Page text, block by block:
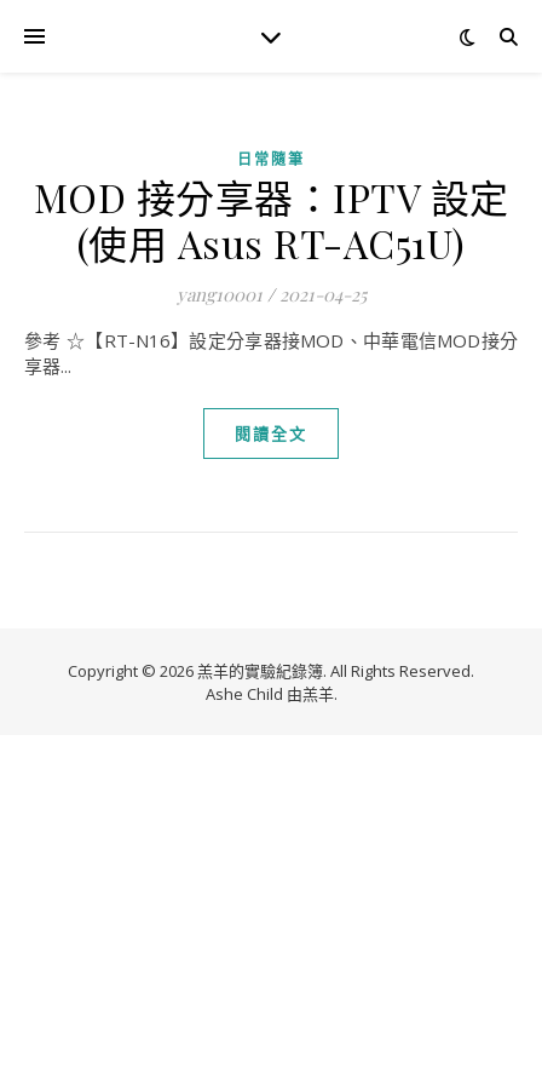
日常隨筆
MOD 接分享器：IPTV 設定
(使用 Asus RT-AC51U)
yang10001 / 2021-04-25
參考 ☆【RT-N16】設定分享器接MOD、中華電信MOD接分
享器...
閱讀全文
Copyright © 2026 羔羊的實驗紀錄簿. All Rights Reserved.
Ashe Child 由羔羊.